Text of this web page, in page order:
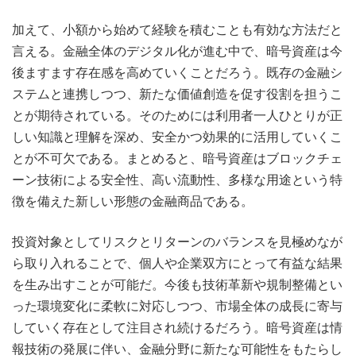
加えて、小額から始めて経験を積むことも有効な方法だと
言える。金融全体のデジタル化が進む中で、暗号資産は今
後ますます存在感を高めていくことだろう。既存の金融シ
ステムと連携しつつ、新たな価値創造を促す役割を担うこ
とが期待されている。そのためには利用者一人ひとりが正
しい知識と理解を深め、安全かつ効果的に活用していくこ
とが不可欠である。まとめると、暗号資産はブロックチェ
ーン技術による安全性、高い流動性、多様な用途という特
徴を備えた新しい形態の金融商品である。
投資対象としてリスクとリターンのバランスを見極めなが
ら取り入れることで、個人や企業双方にとって有益な結果
を生み出すことが可能だ。今後も技術革新や規制整備とい
った環境変化に柔軟に対応しつつ、市場全体の成長に寄与
していく存在として注目され続けるだろう。暗号資産は情
報技術の発展に伴い、金融分野に新たな可能性をもたらし